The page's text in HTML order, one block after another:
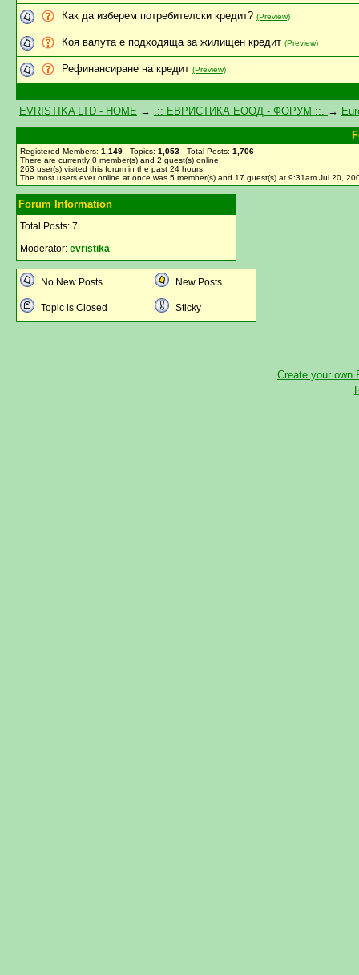
Как да изберем потребителски кредит? (Preview)
Коя валута е подходяща за жилищен кредит (Preview)
Рефинансиране на кредит (Preview)
EVRISTIKA LTD - HOME → .:: ЕВРИСТИКА ЕООД - ФОРУМ ::. →
Registered Members: 1,149 Topics: 1,053 Total Posts: 1,706
There are currently 0 member(s) and 2 guest(s) online
263 user(s) visited this forum in the past 24 hours
The most users ever online at once was 5 member(s) and 17 guest(s) at 9:31am Jul 20,
Forum Information
Total Posts: 7
Moderator: evristika
No New Posts New Posts
Topic is Closed Sticky
Create your own